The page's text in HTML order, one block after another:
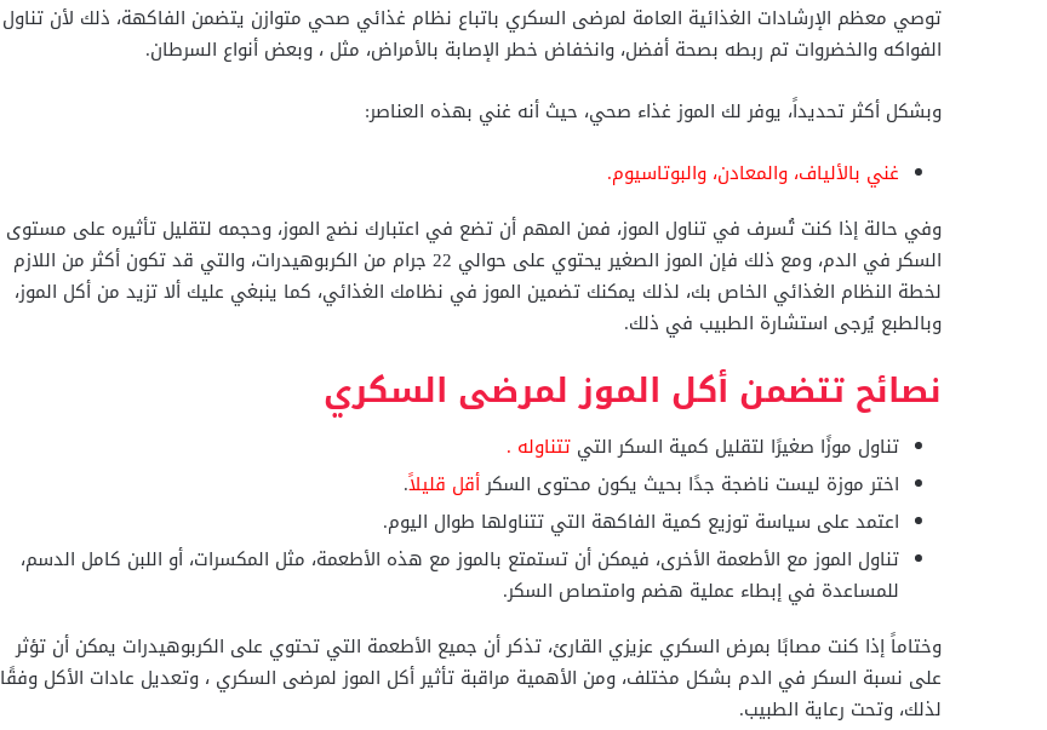
توصي معظم الإرشادات الغذائية العامة لمرضى السكري باتباع نظام غذائي صحي متوازن يتضمن الفاكهة، ذلك لأن تناول
الفواكه والخضروات تم ربطه بصحة أفضل، وانخفاض خطر الإصابة بالأمراض، مثل ، وبعض أنواع السرطان.
وبشكل أكثر تحديداً، يوفر لك الموز غذاء صحي، حيث أنه غني بهذه العناصر:
غني بالألياف، والمعادن، والبوتاسيوم.
وفي حالة إذا كنت تُسرف في تناول الموز، فمن المهم أن تضع في اعتبارك نضج الموز، وحجمه لتقليل تأثيره على مستوى
السكر في الدم، ومع ذلك فإن الموز الصغير يحتوي على حوالي 22 جرام من الكربوهيدرات، والتي قد تكون أكثر من اللازم
لخطة النظام الغذائي الخاص بك، لذلك يمكنك تضمين الموز في نظامك الغذائي، كما ينبغي عليك ألا تزيد من أكل الموز،
وبالطبع يُرجى استشارة الطبيب في ذلك.
نصائح تتضمن أكل الموز لمرضى السكري
تناول موزًا صغيرًا لتقليل كمية السكر التي تتناوله .
اختر موزة ليست ناضجة جدًا بحيث يكون محتوى السكرأقل قليلاً.
اعتمد على سياسة توزيع كمية الفاكهة التي تتناولها طوال اليوم.
تناول الموز مع الأطعمة الأخرى، فيمكن أن تستمتع بالموز مع هذه الأطعمة، مثل المكسرات، أو اللبن كامل الدسم،
للمساعدة في إبطاء عملية هضم وامتصاص السكر.
وختاماً إذا كنت مصابًا بمرض السكري عزيزي القارئ، تذكر أن جميع الأطعمة التي تحتوي على الكربوهيدرات يمكن أن تؤثر
على نسبة السكر في الدم بشكل مختلف، ومن الأهمية مراقبة تأثير أكل الموز لمرضى السكري ، وتعديل عادات الأكل وفقًا
لذلك، وتحت رعاية الطبيب.